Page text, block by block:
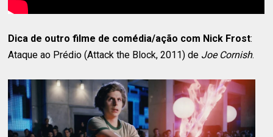
Dica de outro filme de comédia/ação com Nick Frost:
Ataque ao Prédio (Attack the Block, 2011) de Joe Cornish.